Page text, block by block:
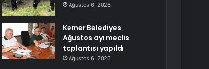
Ağustos 6, 2026
Kemer Belediyesi
Ağustos ayı meclis
toplantısı yapıldı
Ağustos 6, 2026